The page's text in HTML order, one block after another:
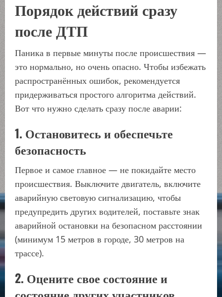
Порядок действий сразу
после ДТП
Паника в первые минуты после происшествия —
это нормально, но очень опасно. Чтобы избежать
распространённых ошибок, рекомендуется
придерживаться простого алгоритма действий.
Вот что нужно сделать сразу после аварии:
1. Остановитесь и обеспечьте
безопасность
Первое и самое главное — не покидайте место
происшествия. Выключите двигатель, включите
аварийную световую сигнализацию, чтобы
предупредить других водителей, поставьте знак
аварийной остановки на безопасном расстоянии
(минимум 15 метров в городе, 30 метров на
трассе).
2. Оцените свое состояние и